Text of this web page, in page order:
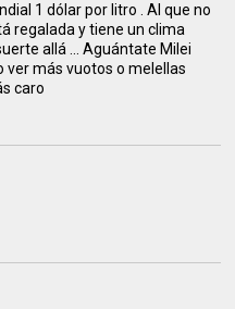
1 dólar por litro . Al que no
regalada y tiene un clima
allá ... Aguántate Milei
ver más vuotos o melellas
caro